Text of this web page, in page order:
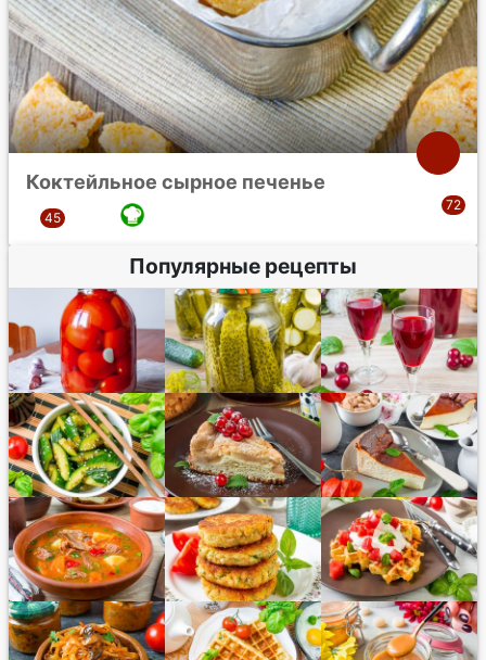
Коктейльное сырное печенье
Популярные рецепты